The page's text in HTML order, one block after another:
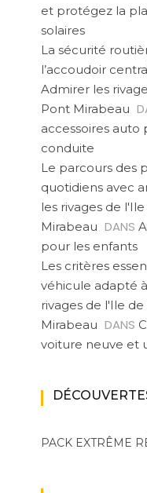
et protégez la
solaires
La sécurité
l’accoudoir
Admirer les
Pont Mirabeau
accessoires
conduite
Le parcours des
quotidiens avec
les rivages de
Mirabeau DANS
pour les enfants
Les critères
véhicule adapté
rivages de l'Ile
Mirabeau DANS
voiture neuve et
PACK EXTRÊME